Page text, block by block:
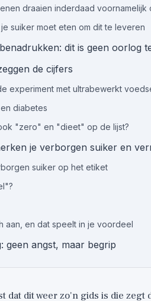
draaien inderdaad voornamelijk
suiker moet eten om dit te leveren
dit is geen oorlog
de cijfers
experiment met ultrabewerkt
diabetes
"zero" en "dieet" op de lijst?
je verborgen suiker en
suiker op het etiket
aan, en dat speelt in je voordeel
geen angst, maar begrip
dat dit weer zo'n gids is die